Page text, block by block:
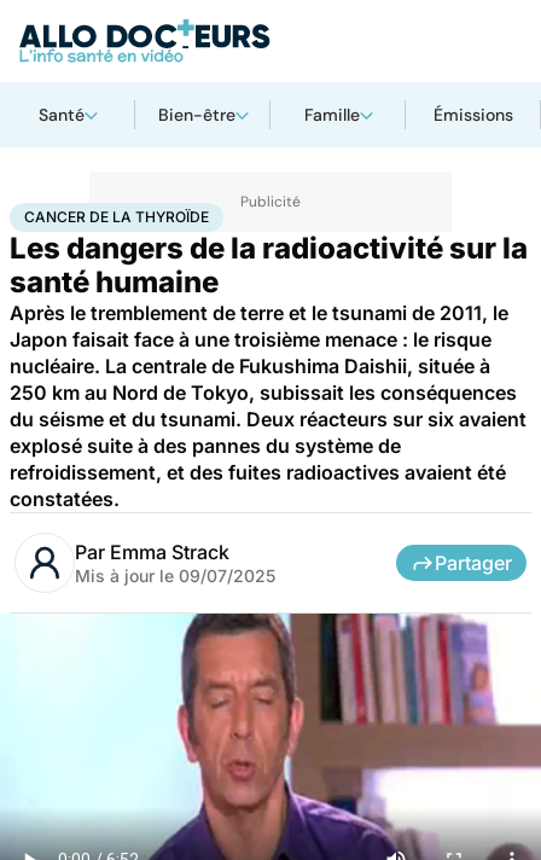
Santé Bien-être Famille Émissions
AccueilSanté MaladiesCancerCancer de la thyroïde
CANCER DE LA THYROÏDE
Les dangers de la radioactivité sur la
santé humaine
Après le tremblement de terre et le tsunami de 2011, le
Japon faisait face à une troisième menace : le risque
nucléaire. La centrale de Fukushima Daishii, située à
250 km au Nord de Tokyo, subissait les conséquences
du séisme et du tsunami. Deux réacteurs sur six avaient
explosé suite à des pannes du système de
refroidissement, et des fuites radioactives avaient été
constatées.
Par Emma Strack
Mis à jour le 09/07/2025
Partager